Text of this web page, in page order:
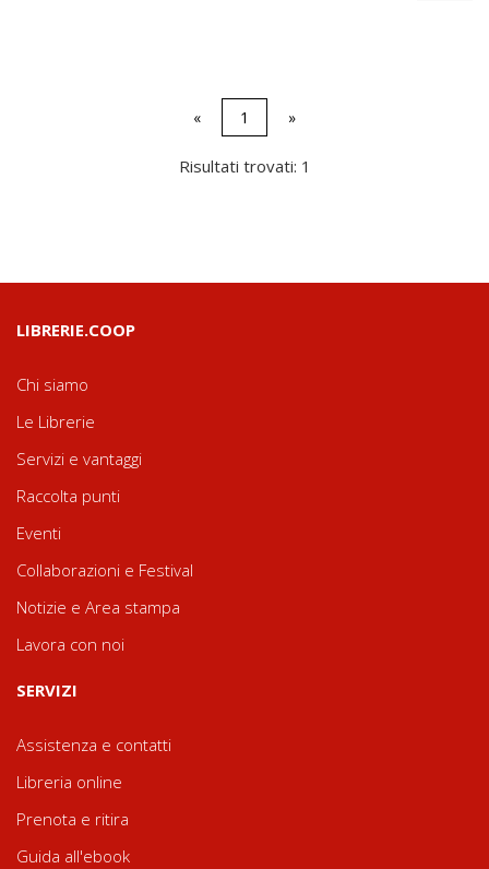
« 1 »
Risultati trovati: 1
LIBRERIE.COOP
Chi siamo
Le Librerie
Servizi e vantaggi
Raccolta punti
Eventi
Collaborazioni e Festival
Notizie e Area stampa
Lavora con noi
SERVIZI
Assistenza e contatti
Libreria online
Prenota e ritira
Guida all'ebook